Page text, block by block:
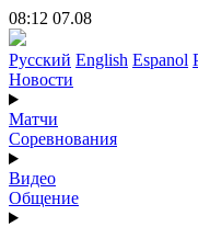
08:12 07.08
Русский English Espanol
Новости
Матчи
Соревнования
Видео
Общение